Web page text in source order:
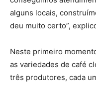
alguns locais,
deu muito certo”,
Neste primeiro
as variedades de café
três produtores, cada